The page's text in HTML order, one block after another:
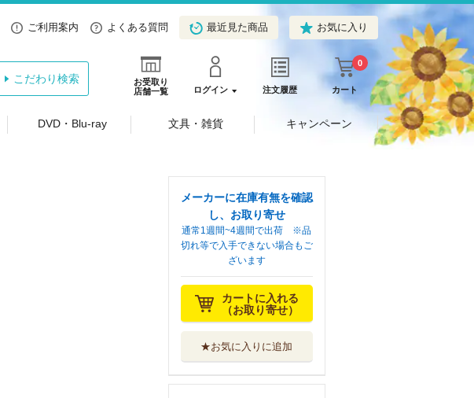
ご利用案内 よくある質問 最近見た商品 お気に入り
お受取り
店舗一覧
ログイン 注文履歴 カート
0
こだわり検索
DVD・Blu-ray 文具・雑貨 キャンペーン
メーカーに在庫有無を確認
し、お取り寄せ
通常1週間~4週間で出荷 ※品
切れ等で入手できない場合もご
ざいます
カートに入れる
（お取り寄せ）
★お気に入りに追加